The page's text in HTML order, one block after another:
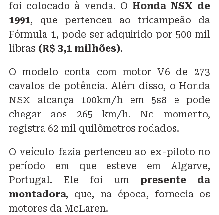
foi colocado à venda. O Honda NSX de
1991, que pertenceu ao tricampeão da
Fórmula 1, pode ser adquirido por 500 mil
libras (R$ 3,1 milhões).
O modelo conta com motor V6 de 273
cavalos de potência. Além disso, o Honda
NSX alcança 100km/h em 5s8 e pode
chegar aos 265 km/h. No momento,
registra 62 mil quilômetros rodados.
O veículo fazia pertenceu ao ex-piloto no
período em que esteve em Algarve,
Portugal. Ele foi um presente da
montadora, que, na época, fornecia os
motores da McLaren.